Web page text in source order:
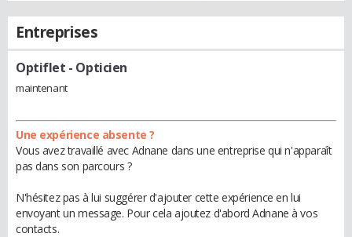
Entreprises
Optiflet - Opticien
maintenant
Une expérience absente ?
Vous avez travaillé avec Adnane dans une entreprise qui n'apparaît
pas dans son parcours ?
N'hésitez pas à lui suggérer d'ajouter cette expérience en lui
envoyant un message. Pour cela ajoutez d'abord Adnane à vos
contacts.